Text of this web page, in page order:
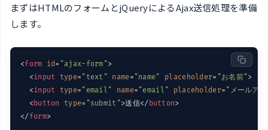
まずはHTMLのフォームとjQueryによるAjax送信処理を準備
します。
<form id= "ajax-form">
<input type= "text" name= "name" placeholder= "お名前">
<input type= "email" name= "email" placeholder= "メールア
<button type= "submit">送信</button>
</form>